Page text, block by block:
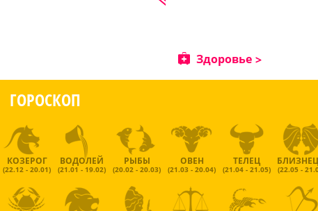
Здоровье
ГОРОСКОП
КОЗЕРОГ
(22.12 - 20.01)
ВОДОЛЕЙ
(21.01 - 19.02)
РЫБЫ
(20.02 - 20.03)
ОВЕН
(21.03 - 20.04)
ТЕЛЕЦ
(21.04 - 21.05) (22.05 -